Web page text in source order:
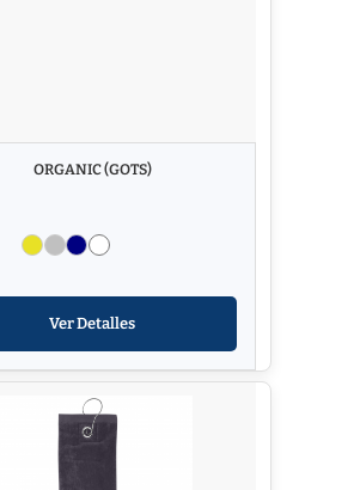
ORGANIC (GOTS)
Ver Detalles